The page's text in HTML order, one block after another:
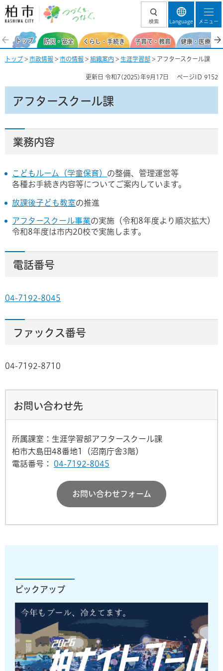
柏市 つづくを、
検索 Language メニュー
トップ 防災・安全 くらし・手続き 子育て・教育 健康・医療・
トップ > 市政情報 > 市の情報 > 組織案内 > 生涯学習部 > アフタースクール課
更新日 令和7(2025)年9月17日 ページID 9152
アフタースクール課
業務内容
こどもルーム（学童保育） の整備、管理運営等
各種お手続き内容等についてご案内しています。
放課後子ども教室の推進
アフタースクール事業の実施（令和8年度より順次拡大）
令和8年度は市内20校で実施します。
電話番号
04-7192-8045
ファックス番号
04-7192-8710
お問い合わせ先
所属課室：生涯学習部アフタースクール課
柏市大島田48番地1（沼南庁舎3階）
電話番号：
04-7192-8045
お問い合わせフォーム
ピックアップ